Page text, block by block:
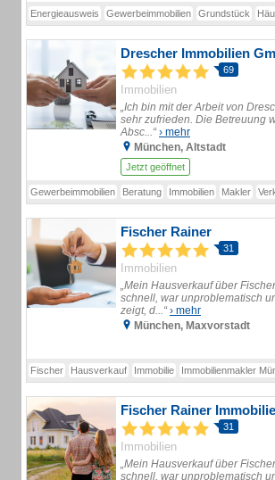
Energieausweis Gewerbeimmobilien Grundstück
Drescher Immobilien
69
Immobilien
„Ich bin mit der Arbeit von
sehr zufrieden. Die Betreuung
Absc...“› mehr
München, Altstadt
Jetzt geöffnet
Gewerbeimmobilien Beratung Immobilien Makler
Fischer Rainer
31
Immobilien
„Mein Hausverkauf über
schnell, war unproblematisch
zeigt, d...“› mehr
München, Maxvorstadt
Fischer Hausverkauf Immobilie Immobilienmakler
Fischer Rainer
31
Immobilien
„Mein Hausverkauf über
schnell, war unproblematisch